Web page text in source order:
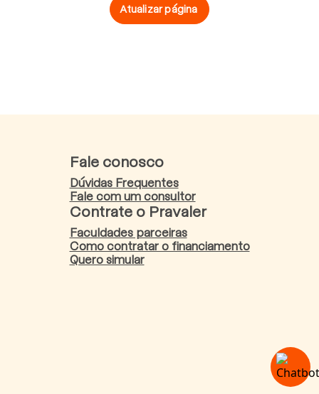
Atualizar página
Fale conosco
Dúvidas Frequentes
Fale com um consultor
Contrate o Pravaler
Faculdades parceiras
Como contratar o financiamento
Quero simular